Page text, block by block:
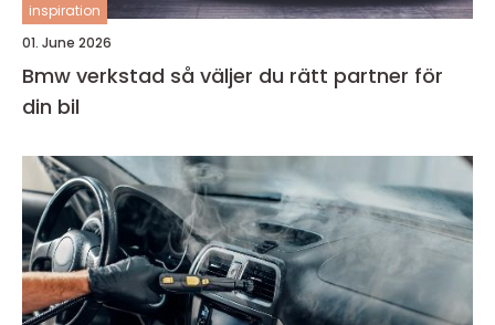
inspiration
01. June 2026
Bmw verkstad så väljer du rätt partner för
din bil